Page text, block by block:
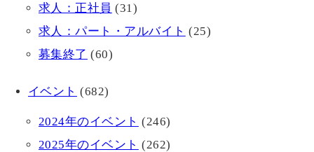
求人：正社員 (31)
求人：パート・アルバイト (25)
募集終了 (60)
イベント (682)
2024年のイベント (246)
2025年のイベント (262)